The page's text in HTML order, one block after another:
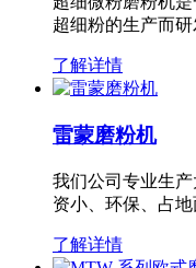
超细粉的生产而
了解详情
雷蒙磨粉机
我们公司专业生
资小、环保、占
了解详情